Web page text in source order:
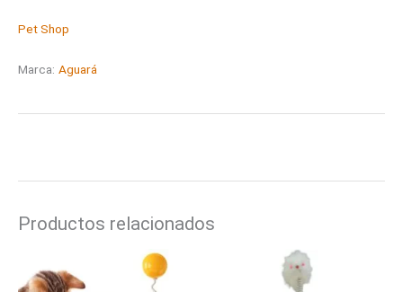
Pet Shop
Marca: Aguará
Productos relacionados